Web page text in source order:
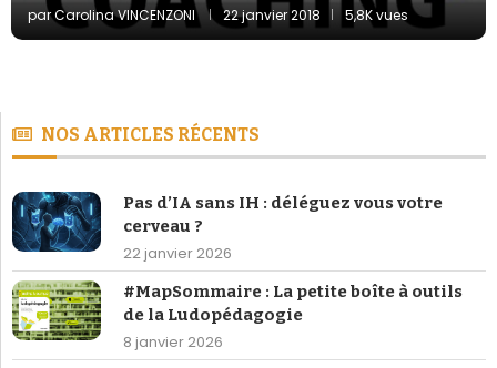
parCarolina VINCENZONI 22 janvier 2018 5,8K vues
NOS ARTICLES RÉCENTS
Pas d’IA sans IH : déléguez vous votre
cerveau ?
22 janvier 2026
#MapSommaire : La petite boîte à outils
de la Ludopédagogie
8 janvier 2026